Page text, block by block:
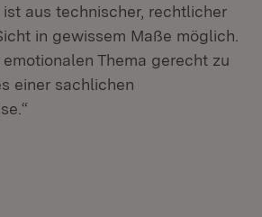
aus technischer, rechtlicher
in gewissem Maße möglich.
Thema gerecht zu
einer sachlichen